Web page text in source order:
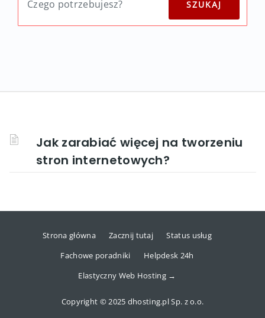
Jak zarabiać więcej na tworzeniu
stron internetowych?
Strona główna Zacznij tutaj
Status usług
Fachowe poradniki
Helpdesk 24h
Elastyczny Web Hosting →
Copyright © 2025 dhosting.pl Sp. z o.o.